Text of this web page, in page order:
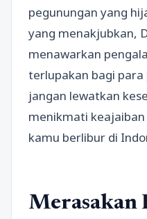
pegunungan yang
yang menakjubkan,
menawarkan
terlupakan bagi para
jangan lewatkan
menikmati
kamu berlibur di
Merasakan